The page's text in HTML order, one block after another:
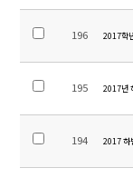
196 2017학
195 2017년
194 2017 하